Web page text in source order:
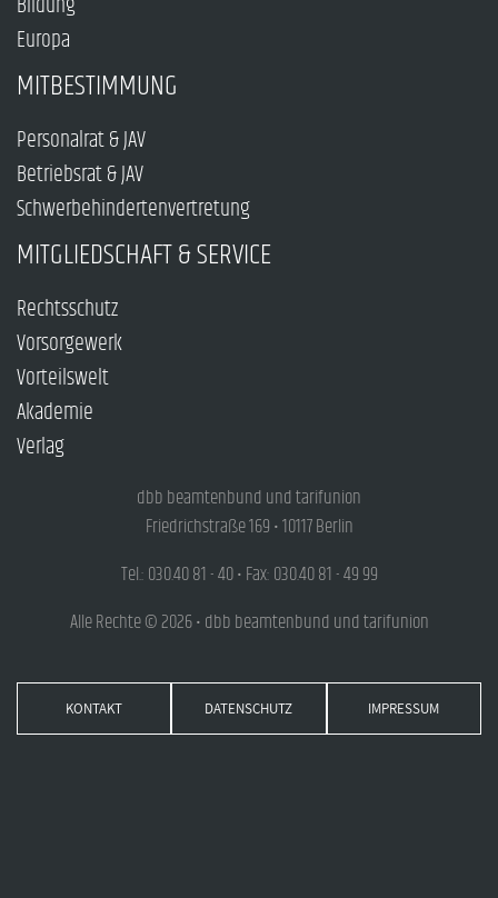
Europa
MITBESTIMMUNG
Personalrat & JAV
Betriebsrat & JAV
Schwerbehindertenvertretung
MITGLIEDSCHAFT & SERVICE
Rechtsschutz
Vorsorgewerk
Vorteilswelt
Akademie
Verlag
dbb beamtenbund und tarifunion
Friedrichstraße 169 • 10117 Berlin
Tel.: 030.40 81 - 40 • Fax: 030.40 81 - 49 99
Alle Rechte © 2026 • dbb beamtenbund und tarifunion
KONTAKT DATENSCHUTZ IMPRESSUM